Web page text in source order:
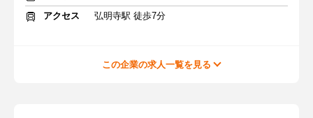
アクセス
弘明寺駅 徒歩7分
この企業の求人一覧を見る